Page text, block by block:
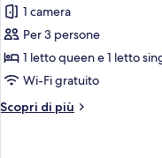
per
Superior
Triple
Room
Garden
1 camera
Per 3 persone
1 letto queen e 1 letto
Wi-Fi gratuito
Scopri di più
Altri